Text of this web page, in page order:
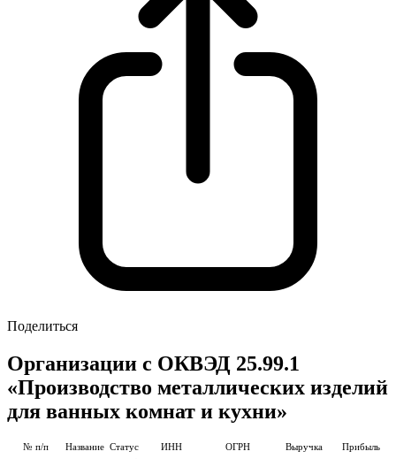
Поделиться
Организации с ОКВЭД 25.99.1
«Производство металлических изделий
для ванных комнат и кухни»
№ п/п Название Статус ИНН ОГРН Выручка Прибыль